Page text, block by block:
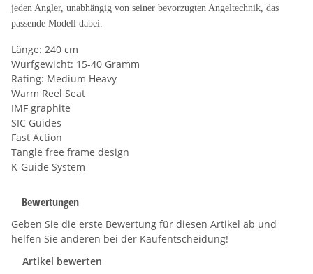
jeden Angler, unabhängig von seiner bevorzugten Angeltechnik, das
passende Modell dabei.
Länge: 240 cm
Wurfgewicht: 15-40 Gramm
Rating: Medium Heavy
Warm Reel Seat
IMF graphite
SIC Guides
Fast Action
Tangle free frame design
K-Guide System
Bewertungen
Geben Sie die erste Bewertung für diesen Artikel ab und
helfen Sie anderen bei der Kaufentscheidung!
Artikel bewerten